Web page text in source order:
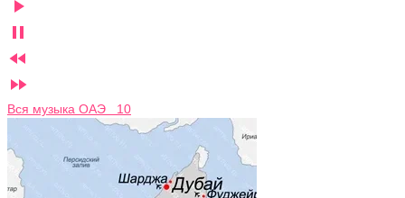




Вся музыка ОАЭ 10